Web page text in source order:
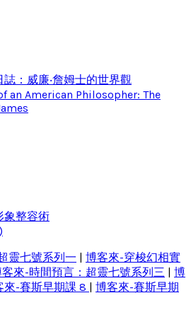
：威廉‧詹姆士的世界觀
an American Philosopher: The
象整容術
靈七號系列一
博客來-穿梭幻相實
來-時間預言：超靈七號系列三
博
來-賽斯早期課 8
博客來-賽斯早期